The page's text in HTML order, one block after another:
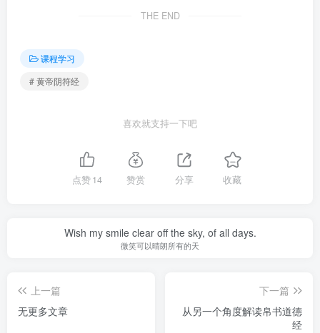
THE END
课程学习
# 黄帝阴符经
喜欢就支持一下吧
点赞14 赞赏 分享 收藏
Wish my smile clear off the sky, of all days.
微笑可以晴朗所有的天
上一篇
无更多文章
下一篇
从另一个角度解读帛书道德
经